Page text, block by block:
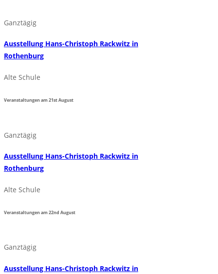
Ganztägig
Ausstellung Hans-Christoph Rackwitz in
Rothenburg
Alte Schule
Veranstaltungen am21stAugust
Ganztägig
Ausstellung Hans-Christoph Rackwitz in
Rothenburg
Alte Schule
Veranstaltungen am22nd August
Ganztägig
Ausstellung Hans-Christoph Rackwitz in